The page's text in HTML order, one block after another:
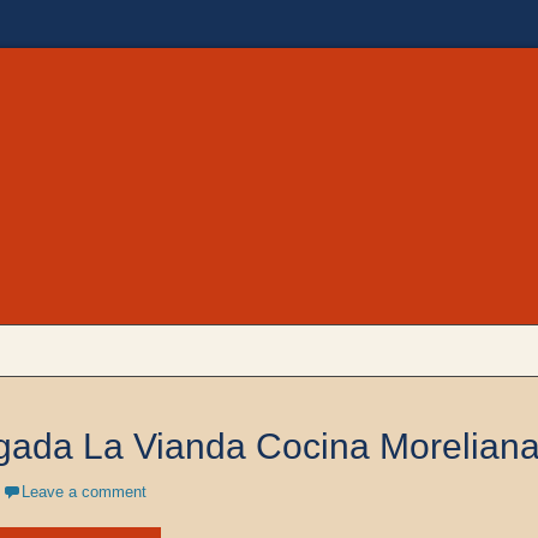
Cocina Moreliana |
en Morelia, ubicado en Zona Camelinas sobre Ezequiel Calderón #30
La Vianda Cocina
Leave a comment